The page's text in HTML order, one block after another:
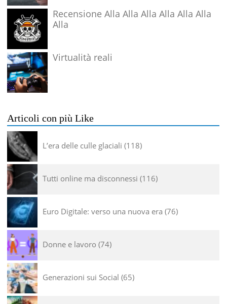
Recensione Alla Alla Alla Alla Alla Alla
Alla
Virtualità reali
Articoli con più Like
L’era delle culle glaciali 118
Tutti online ma disconnessi 116
Euro Digitale: verso una nuova era 76
Donne e lavoro 74
Generazioni sui Social 65